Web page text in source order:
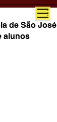
de São José
alunos